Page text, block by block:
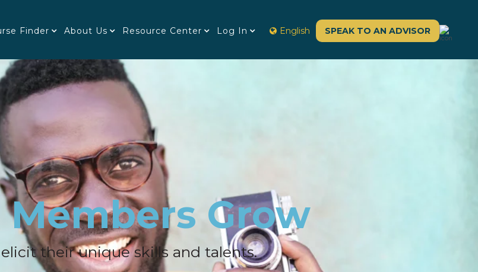
Finder About Us Resource Center Log In SPEAK TO AN ADVISOR
English
Members Grow
their unique skills and talents.